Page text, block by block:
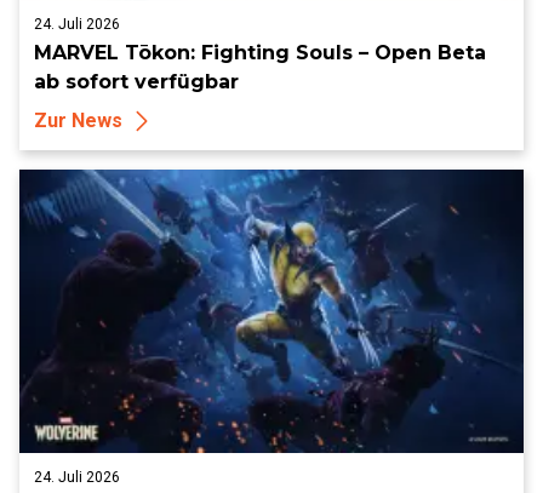
24. Juli 2026
MARVEL Tōkon: Fighting Souls – Open Beta
ab sofort verfügbar
Zur News
24. Juli 2026